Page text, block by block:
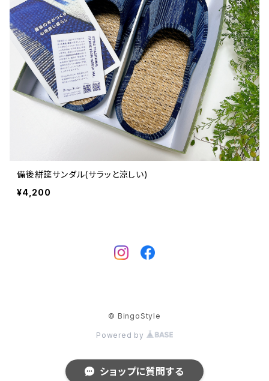
備後絣筵サンダル(サラッと涼しい)
¥4,200
© BingoStyle
Powered by
ショップに質問する